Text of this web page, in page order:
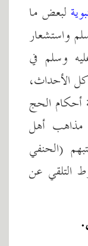
لبعض ما
واستشعار
وسلم في
الأحداث،
أحكام الحج
مذاهب أهل
(الحنفي
التلقي عن